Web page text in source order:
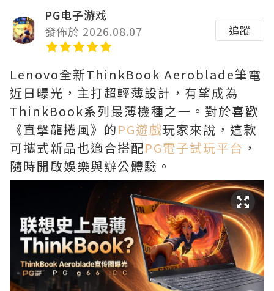
PG电子游戏
發佈於 2026.08.07
追蹤
Lenovo全新ThinkBook Aeroblade筆電
近日曝光，主打超輕薄設計，有望成為
ThinkBook系列最薄機種之一。對於喜歡
《直擊龍捲風》的PG遊戲玩家來說，這款
可攜式新品也適合搭配PG電子試玩平台 ，
隨時開啟娛樂與辦公體驗。